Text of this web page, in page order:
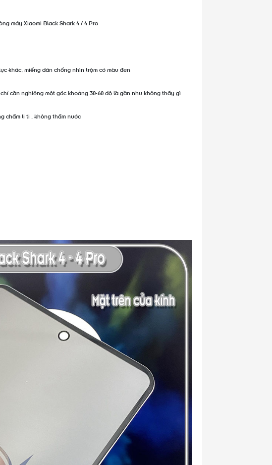
máy Xiaomi Black Shark 4 / 4 Pro
khác, miếng dán chống nhìn trộm có màu đen
cần nghiêng một góc khoảng 30-60 độ là gần như không thấy gì
chấm li ti , không thấm nước